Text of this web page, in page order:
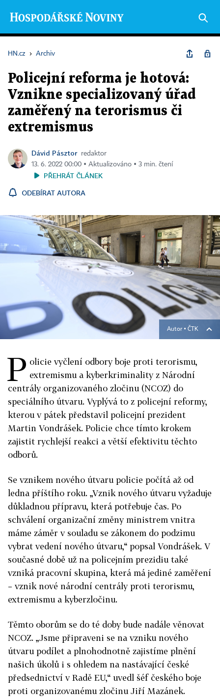
HN.cz › Archiv
Policejní reforma je hotová:
Vznikne specializovaný úřad
zaměřený na terorismus či
extremismus
Dávid Pásztor
redaktor
13. 6. 2022 00:00 ▪ Aktualizováno ▪ 3 min. čtení
PŘEHRÁT ČLÁNEK
ODEBÍRAT AUTORA
Autor ▪ ČTK
P olicie vyčlení odbory boje proti terorismu,
extremismu a kyberkriminality z Národní
centrály organizovaného zločinu (NCOZ) do
speciálního útvaru. Vyplývá to z policejní reformy,
kterou v pátek představil policejní prezident
Martin Vondrášek. Policie chce tímto krokem
zajistit rychlejší reakci a větší efektivitu těchto
odborů.
Se vznikem nového útvaru policie počítá až od
ledna příštího roku. „Vznik nového útvaru vyžaduje
důkladnou přípravu, která potřebuje čas. Po
schválení organizační změny ministrem vnitra
máme záměr v souladu se zákonem do podzimu
vybrat vedení nového útvaru,“ popsal Vondrášek. V
současné době už na policejním prezidiu také
vzniká pracovní skupina, která má jediné zaměření
– vznik nové národní centrály proti terorismu,
extremismu a kyberzločinu.
Těmto oborům se do té doby bude nadále věnovat
NCOZ. „Jsme připraveni se na vzniku nového
útvaru podílet a plnohodnotně zajistíme plnění
našich úkolů i s ohledem na nastávající české
předsednictví v Radě EU,“ uvedl šéf českého boje
proti organizovanému zločinu Jiří Mazánek.